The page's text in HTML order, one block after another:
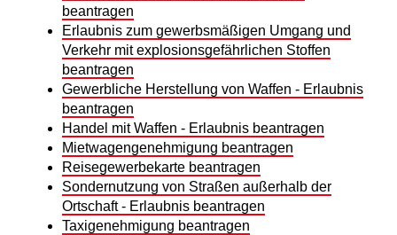
beantragen
Erlaubnis zum gewerbsmäßigen Umgang und
Verkehr mit explosionsgefährlichen Stoffen
beantragen
Gewerbliche Herstellung von Waffen - Erlaubnis
beantragen
Handel mit Waffen - Erlaubnis beantragen
Mietwagengenehmigung beantragen
Reisegewerbekarte beantragen
Sondernutzung von Straßen außerhalb der
Ortschaft - Erlaubnis beantragen
Taxigenehmigung beantragen